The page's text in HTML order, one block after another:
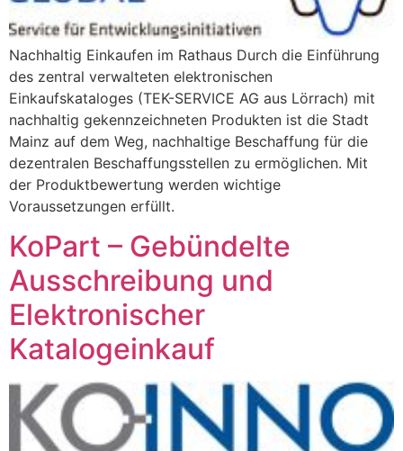
Nachhaltig Einkaufen im Rathaus Durch die Einführung
des zentral verwalteten elektronischen
Einkaufskataloges (TEK-SERVICE AG aus Lörrach) mit
nachhaltig gekennzeichneten Produkten ist die Stadt
Mainz auf dem Weg, nachhaltige Beschaffung für die
dezentralen Beschaffungsstellen zu ermöglichen. Mit
der Produktbewertung werden wichtige
Voraussetzungen erfüllt.
KoPart – Gebündelte
Ausschreibung und
Elektronischer
Katalogeinkauf